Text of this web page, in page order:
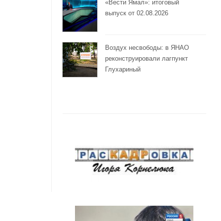
«Вести Ямал»: итоговый
выпуск от 02.08.2026
Воздух несвободы: в ЯНАО
реконструировали лагпункт
Глухариный